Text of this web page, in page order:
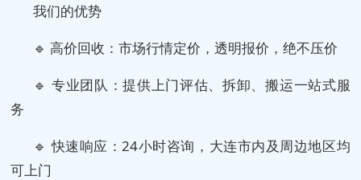
我们的优势
🔹 高价回收：市场行情定价，透明报价，绝不压价
🔹 专业团队：提供上门评估、拆卸、搬运一站式服
务
🔹 快速响应：24小时咨询，大连市内及周边地区均
可上门